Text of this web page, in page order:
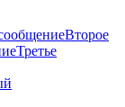
Второе
Третье